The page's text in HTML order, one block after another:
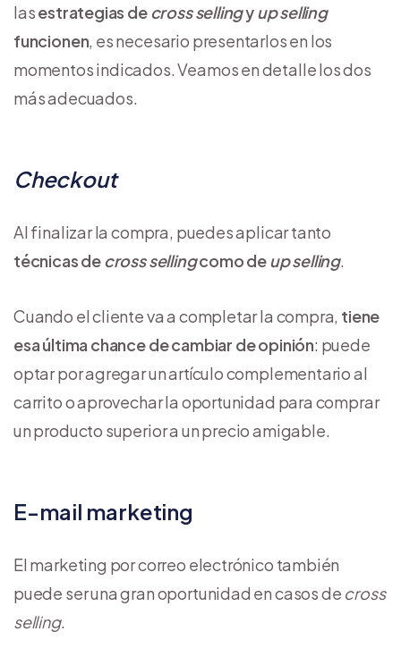
lasestrategias de cross sellingyup selling
funcionen, es necesario presentarlos en los
momentos indicados. Veamos en detalle los dos
más adecuados.
Checkout
Al finalizar la compra, puedes aplicar tanto
técnicas de cross sellingcomo deup selling.
Cuando el cliente va a completar la compra, tiene
esa última chance de cambiar de opinión: puede
optar por agregar un artículo complementario al
carrito o aprovechar la oportunidad para comprar
un producto superior a un precio amigable.
E-mail marketing
El marketing por correo electrónico también
puede ser una gran oportunidad en casos de cross
selling.